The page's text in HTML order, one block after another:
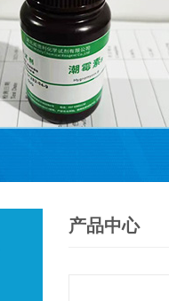
产品中心